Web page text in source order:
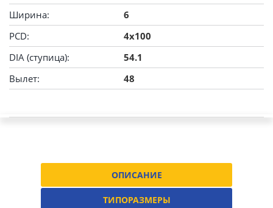
Ширина:
6
PCD:
4x100
DIA (ступица):
54.1
Вылет:
48
ОПИСАНИЕ
ТИПОРАЗМЕРЫ